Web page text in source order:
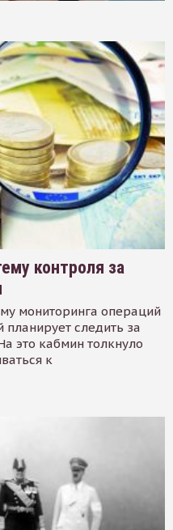
контроля за
мониторинга операций
следить за
это кабмин толкнуло
к